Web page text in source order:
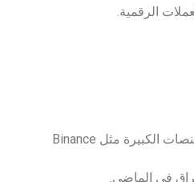
الرقمية.
سمعة أقل مقارنةً بالمنصات الكبيرة مثل Binance
في الماضي.